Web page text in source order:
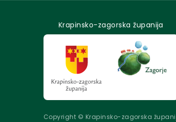
Krapinsko-zagorska županija
Copyright © Krapinsko-zagorska